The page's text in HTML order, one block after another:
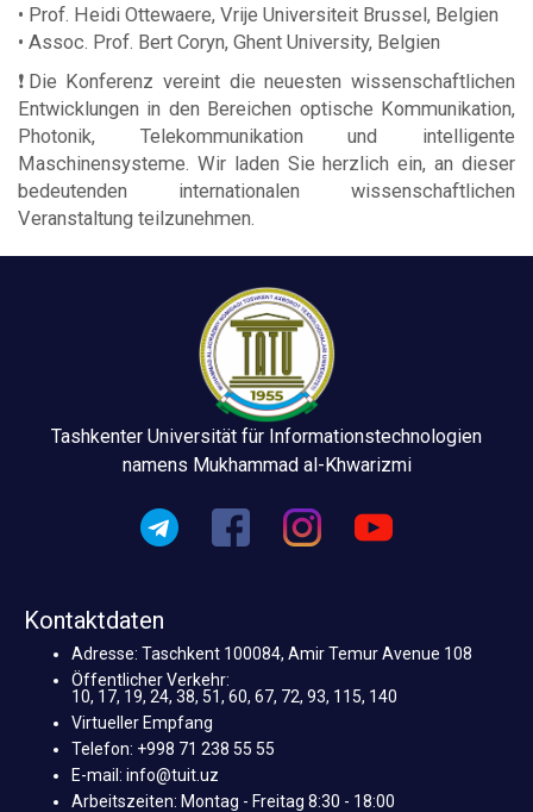
• Prof. Heidi Ottewaere, Vrije Universiteit Brussel, Belgien
• Assoc. Prof. Bert Coryn, Ghent University, Belgien
❗️Die Konferenz vereint die neuesten wissenschaftlichen
Entwicklungen in den Bereichen optische Kommunikation,
Photonik, Telekommunikation und intelligente
Maschinensysteme. Wir laden Sie herzlich ein, an dieser
bedeutenden internationalen wissenschaftlichen
Veranstaltung teilzunehmen.
Tashkenter Universität für Informationstechnologien
namens Mukhammad al-Khwarizmi
Kontaktdaten
Adresse: Taschkent 100084, Amir Temur Avenue 108
Öffentlicher Verkehr:
10, 17, 19, 24, 38, 51, 60, 67, 72, 93, 115, 140
Virtueller Empfang
Telefon: +998 71 238 55 55
E-mail: info@tuit.uz
Arbeitszeiten: Montag - Freitag 8:30 - 18:00